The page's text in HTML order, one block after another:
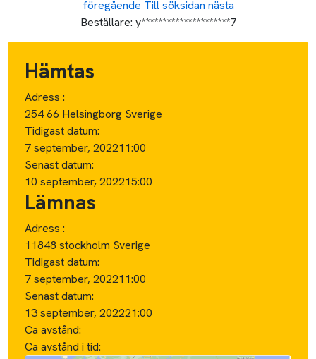
föregåendeTill söksidan nästa
Beställare: y*********************7
Hämtas
Adress :
254 66 Helsingborg Sverige
Tidigast datum:
7 september, 202211:00
Senast datum:
10 september, 202215:00
Lämnas
Adress :
11848 stockholm Sverige
Tidigast datum:
7 september, 202211:00
Senast datum:
13 september, 202221:00
Ca avstånd:
Ca avstånd i tid: